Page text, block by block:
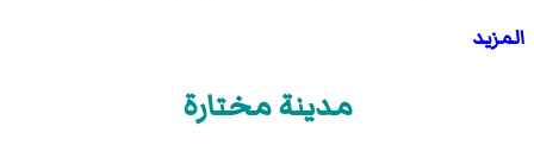
المزيد
مدينة مختارة